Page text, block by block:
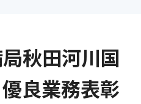
秋田河川国
良業務表彰